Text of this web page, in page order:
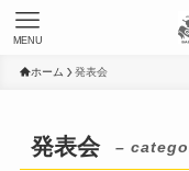
MENU
ホーム 発表会
発表会 –